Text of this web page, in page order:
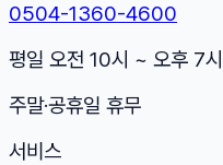
0504-1360-4600
평일 오전 10시 ~ 오후 7시
주말·공휴일 휴무
서비스